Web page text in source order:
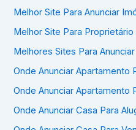
Melhor Site Para Anunciar
Melhor Site Para Proprietário
Melhores Sites Para
Onde Anunciar Apartamento
Onde Anunciar Apartamento
Onde Anunciar Casa Para